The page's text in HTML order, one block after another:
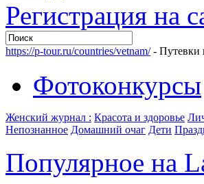
Регистрация на
https://p-tour.ru/countries/vetnam/- Путевки
Фотоконкурсы
Женский журнал : Красота и здоровье
Непознанное Домашний очаг Дети
Популярное на